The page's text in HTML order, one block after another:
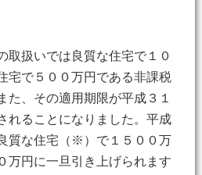
取扱いでは良質な住宅で１０
宅で５００万円である非課税
た、その適用期限が平成３１
れることになりました。平成
質な住宅（※）で１５００万
万円に一旦引き上げられます